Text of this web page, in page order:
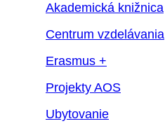
Akademická knižnica
Centrum vzdelávania
Erasmus +
Projekty AOS
Ubytovanie